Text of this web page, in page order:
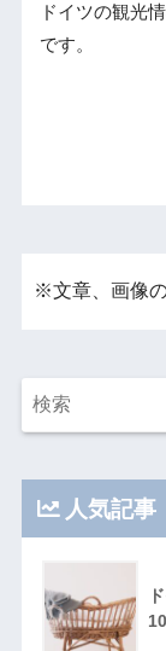
ドイツの観光
です。
※文章、画像
人気記事